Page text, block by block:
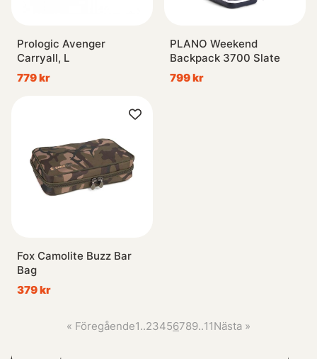
Prologic Avenger
Carryall, L
779 kr
PLANO Weekend
Backpack 3700 Slate
799 kr
Fox Camolite Buzz Bar
Bag
379 kr
« Föregående1..23456789..11Nästa »